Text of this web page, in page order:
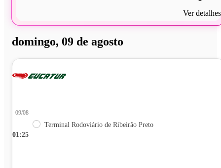
Ver detalhes
domingo, 09 de agosto
01:25
09/08
Terminal Rodoviário de Ribeirão Preto